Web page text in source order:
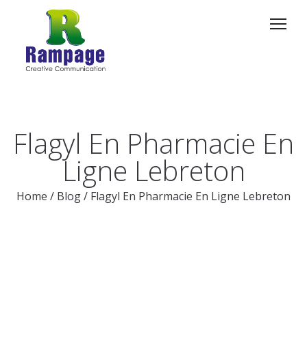
Flagyl En Pharmacie En
Ligne Lebreton
Home / Blog/ Flagyl En Pharmacie En Ligne Lebreton